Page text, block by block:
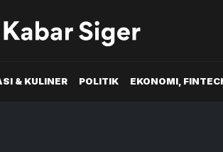
& KULINER POLITIK EKONOMI,